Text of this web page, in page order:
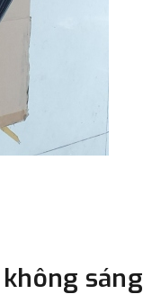
sáng